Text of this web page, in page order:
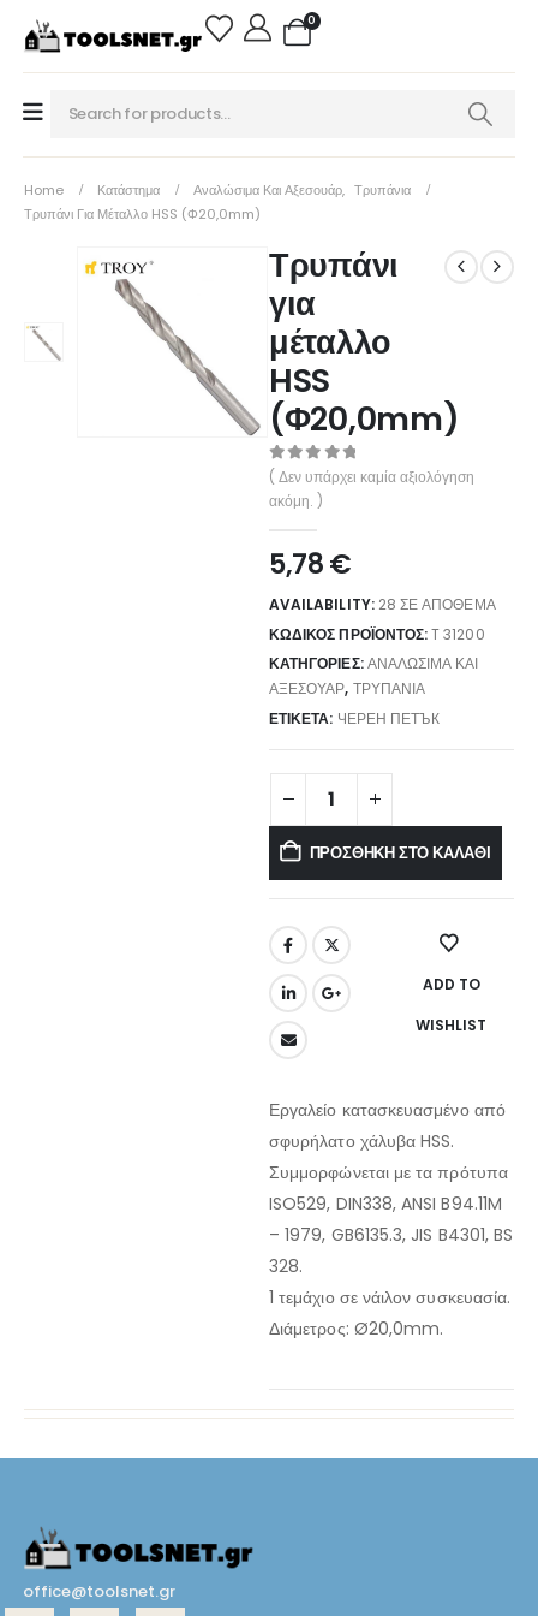
0
Home Κατάστημα Αναλώσιμα Και Αξεσουάρ, Τρυπάνια
Τρυπάνι Για Μέταλλο HSS (Φ20,0mm)
Τρυπάνι
για
μέταλλο
HSS
(Φ20,0mm)
0out of 5
( Δεν υπάρχει καμία αξιολόγηση
ακόμη. )
5,78€
AVAILABILITY: 28 ΣΕ ΑΠΌΘΕΜΑ
ΚΩΔΙΚΌΣ ΠΡΟΪΌΝΤΟΣ:T 31200
ΚΑΤΗΓΟΡΊΕΣ:ΑΝΑΛΏΣΙΜΑ ΚΑΙ
ΑΞΕΣΟΥΆΡ, ΤΡΥΠΆΝΙΑ
ΕΤΙΚΈΤΑ: ЧЕРЕН ПЕТЪК
ΠΡΟΣΘΉΚΗ ΣΤΟ ΚΑΛΆΘΙ
ADD TO
WISHLIST
Εργαλείο κατασκευασμένο από
σφυρήλατο χάλυβα HSS.
Συμμορφώνεται με τα πρότυπα
ISO529, DIN338, ANSI B94.11M
– 1979, GB6135.3, JIS B4301, BS
328.
1 τεμάχιο σε νάιλον συσκευασία.
Διάμετρος: Ø20,0mm.
office@toolsnet.gr